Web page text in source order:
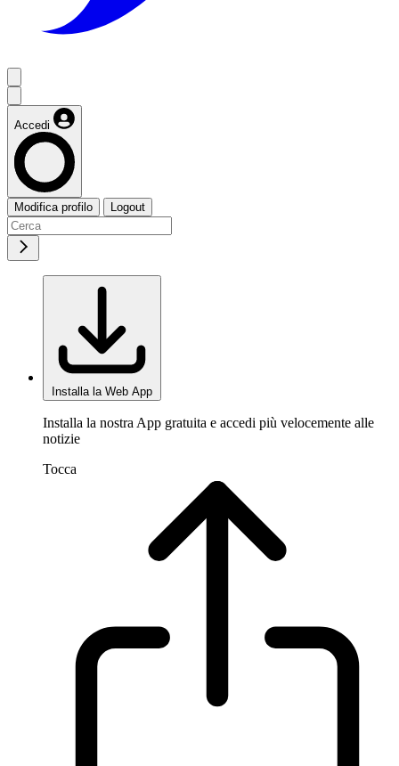
Accedi
Modifica profilo Logout
Installa la Web App
Installa la nostra App gratuita e accedi più velocemente alle
notizie
Tocca